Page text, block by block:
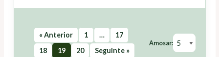
« Anterior 1 …
17
18
19 20 Seguinte »
Amosar: